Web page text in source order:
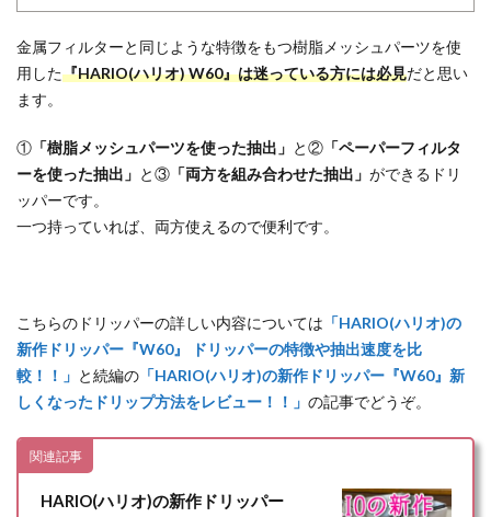
金属フィルターと同じような特徴をもつ樹脂メッシュパーツを使
用した『HARIO(ハリオ) W60』は迷っている方には必見だと思い
ます。
① 「樹脂メッシュパーツを使った抽出」 と② 「ペーパーフィルタ
ーを使った抽出」 と③ 「両方を組み合わせた抽出」 ができるドリ
ッパーです。
一つ持っていれば、両方使えるので便利です。
こちらのドリッパーの詳しい内容については 「HARIO(ハリオ)の
新作ドリッパー『W60』 ドリッパーの特徴や抽出速度を比
較！！」 と続編の 「HARIO(ハリオ)の新作ドリッパー『W60』新
しくなったドリップ方法をレビュー！！」 の記事でどうぞ。
関連記事
HARIO(ハリオ)の新作ドリッパー